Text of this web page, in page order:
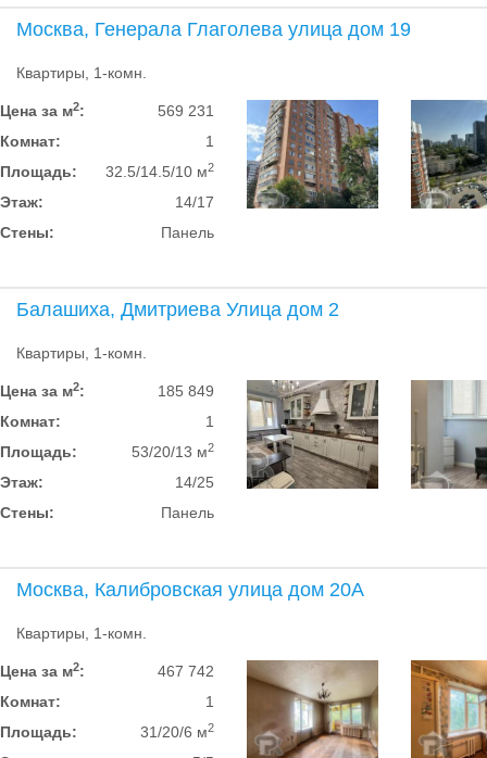
Москва, Генерала Глаголева улица дом 19
Квартиры, 1-комн.
Цена за м2:
569 231
Комнат:
1
Площадь:
32.5/14.5/10 м2
Этаж:
14/17
Стены:
Панель
Балашиха, Дмитриева Улица дом 2
Квартиры, 1-комн.
Цена за м2:
185 849
Комнат:
1
Площадь:
53/20/13 м2
Этаж:
14/25
Стены:
Панель
Москва, Калибровская улица дом 20А
Квартиры, 1-комн.
Цена за м2:
467 742
Комнат:
1
Площадь:
31/20/6 м2